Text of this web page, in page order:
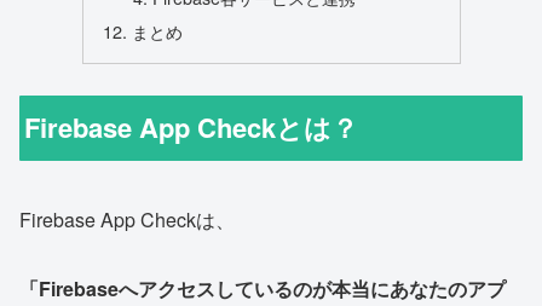
まとめ
Firebase App Checkとは？
Firebase App Checkは、
「Firebaseへアクセスしているのが本当にあなたのアプ